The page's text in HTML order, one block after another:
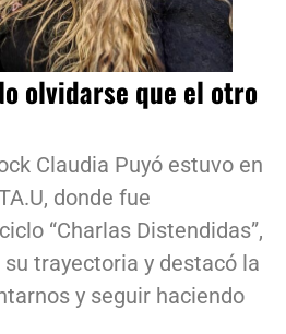
olvidarse que el otro
Claudia Puyó estuvo en
donde fue
“Charlas Distendidas”,
trayectoria y destacó la
y seguir haciendo